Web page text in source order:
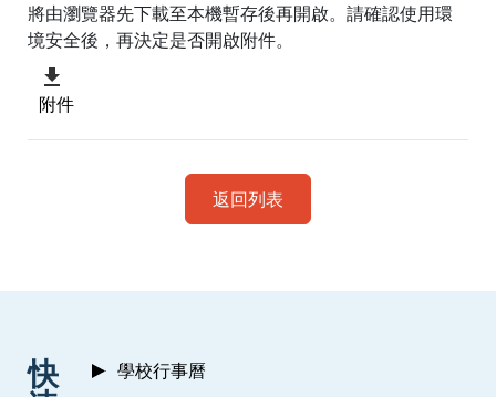
將由瀏覽器先下載至本機暫存後再開啟。請確認使用環
境安全後，再決定是否開啟附件。
附件
返回列表
快
學校行事曆